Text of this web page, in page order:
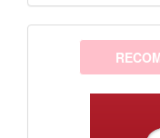
software